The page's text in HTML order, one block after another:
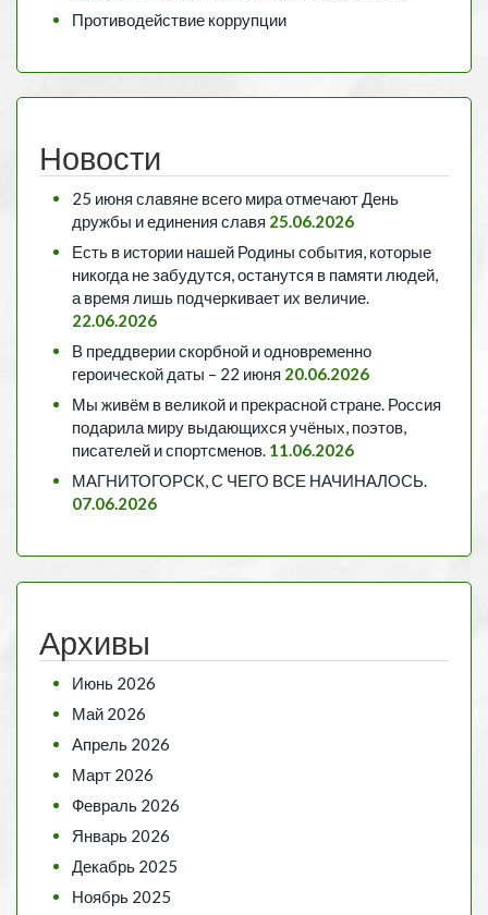
Противодействие коррупции
Новости
25 июня славяне всего мира отмечают День
дружбы и единения славя 25.06.2026
Есть в истории нашей Родины события, которые
никогда не забудутся, останутся в памяти людей,
а время лишь подчеркивает их величие.
22.06.2026
В преддверии скорбной и одновременно
героической даты – 22 июня 20.06.2026
Мы живём в великой и прекрасной стране. Россия
подарила миру выдающихся учёных, поэтов,
писателей и спортсменов. 11.06.2026
МАГНИТОГОРСК, С ЧЕГО ВСЕ НАЧИНАЛОСЬ.
07.06.2026
Архивы
Июнь 2026
Май 2026
Апрель 2026
Март 2026
Февраль 2026
Январь 2026
Декабрь 2025
Ноябрь 2025